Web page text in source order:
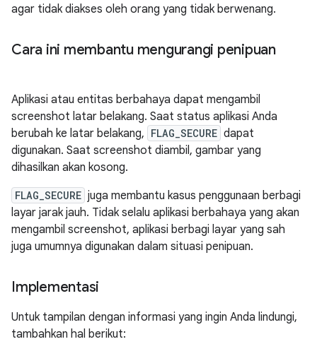
agar tidak diakses oleh orang yang tidak berwenang.
Cara ini membantu mengurangi penipuan
Aplikasi atau entitas berbahaya dapat mengambil
screenshot latar belakang. Saat status aplikasi Anda
berubah ke latar belakang, FLAG_SECURE dapat
digunakan. Saat screenshot diambil, gambar yang
dihasilkan akan kosong.
FLAG_SECURE juga membantu kasus penggunaan berbagi
layar jarak jauh. Tidak selalu aplikasi berbahaya yang akan
mengambil screenshot, aplikasi berbagi layar yang sah
juga umumnya digunakan dalam situasi penipuan.
Implementasi
Untuk tampilan dengan informasi yang ingin Anda lindungi,
tambahkan hal berikut: